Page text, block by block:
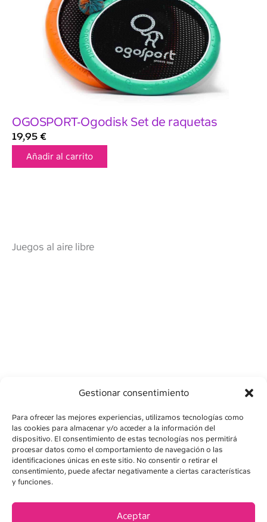
Gestionar consentimiento
Para ofrecer las mejores experiencias, utilizamos tecnologías como
las cookies para almacenar y/o acceder a la información del
dispositivo. El consentimiento de estas tecnologías nos permitirá
procesar datos como el comportamiento de navegación o las
identificaciones únicas en este sitio. No consentir o retirar el
consentimiento, puede afectar negativamente a ciertas características
y funciones.
Aceptar
OGOSPORT-Ogodisk Set de raquetas
19,95 €
Añadir al carrito
Juegos al aire libre
POLÍTICA DE PRIVACIDAD